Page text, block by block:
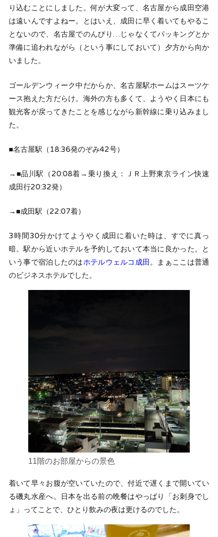
り込むことにしました。何が大変って、名古屋から成田空港
は遠いんですよねー。とはいえ、成田に早く着いてもやるこ
とないので、名古屋でのんびり…じゃなくてパッキングとか
準備に追われながら（という事にしておいて）夕方から向か
いました。
ゴールデンウィーク中だからか、名古屋駅ホームはスーツケ
ース抱えた方だらけ。海外の方も多くて、ようやく日本にも
観光客が戻ってきたことを感じながら新幹線に乗り込みまし
た。
■名古屋駅（18:36発のぞみ42号）
→■品川駅（20:08着→乗り換え：ＪＲ上野東京ライン快速
成田行20:32発）
→■成田駅（22:07着）
3時間30分かけてようやく成田に着いた時は、すでに真っ
暗。駅から近いホテルを予約しておいて本当に良かった。と
いう事で宿泊したのはホテルウェルコ成田 。まぁここは普通
のビジネスホテルでした。
11階のお部屋からの景色
着いて早々お腹が空いていたので、付近で遅くまで開いてい
る磯丸水産へ。日本を出る前の晩餐はやっぱり「お刺身でし
ょ」ってことで、ひとり飲みの夜は更けるのでした。